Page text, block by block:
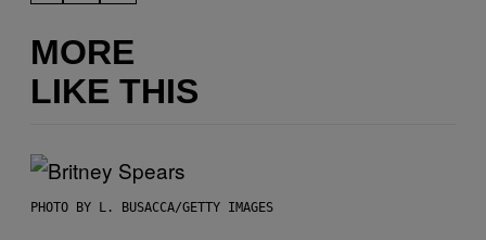
MORE
LIKE THIS
PHOTO BY L. BUSACCA/GETTY IMAGES